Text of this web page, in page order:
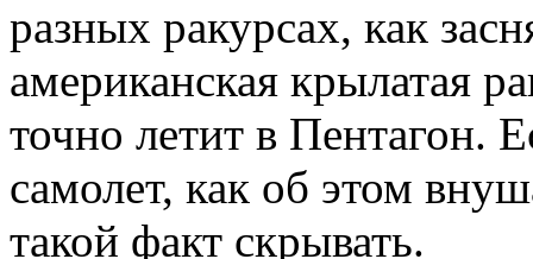
разных ракурсах, как
американская крылатая
точно летит в Пентагон.
самолет, как об этом
такой факт скрывать.